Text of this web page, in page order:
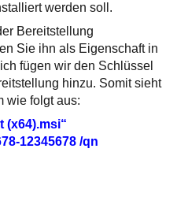
werden soll.
Bereitstellung
Sie ihn als Eigenschaft in
fügen wir den Schlüssel
hinzu. Somit sieht
wie folgt aus:
(x64).msi“
12345678 /qn